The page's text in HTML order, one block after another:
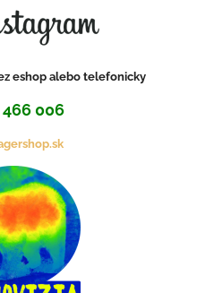
eshop alebo telefonicky
466 006